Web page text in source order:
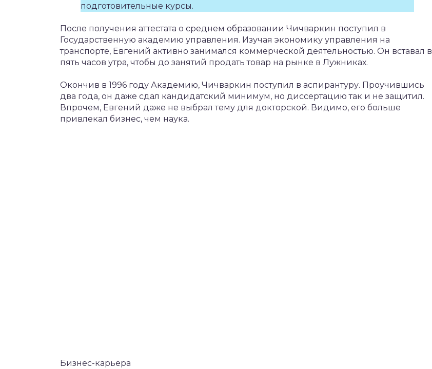
подготовительные курсы.
После получения аттестата о среднем образовании Чичваркин поступил в
Государственную академию управления. Изучая экономику управления на
транспорте, Евгений активно занимался коммерческой деятельностью. Он вставал в
пять часов утра, чтобы до занятий продать товар на рынке в Лужниках.
Окончив в 1996 году Академию, Чичваркин поступил в аспирантуру. Проучившись
два года, он даже сдал кандидатский минимум, но диссертацию так и не защитил.
Впрочем, Евгений даже не выбрал тему для докторской. Видимо, его больше
привлекал бизнес, чем наука.
Бизнес-карьера